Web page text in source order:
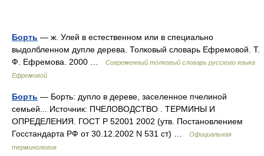
Борть — ж. Улей в естественном или в специально
выдолбленном дупле дерева. Толковый словарь Ефремовой. Т.
Ф. Ефремова. 2000 …
Современный толковый словарь русского языка
Ефремовой
Борть — Борть: дупло в дереве, заселенное пчелиной
семьей... Источник: ПЧЕЛОВОДСТВО . ТЕРМИНЫ И
ОПРЕДЕЛЕНИЯ. ГОСТ Р 52001 2002 (утв. Постановлением
Госстандарта РФ от 30.12.2002 N 531 ст) …
Официальная
терминология